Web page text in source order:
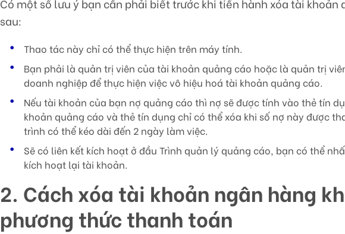
Có một số lưu ý bạn cần phải biết trước khi tiến hành xóa tài khoản
sau:
Thao tác này chỉ có thể thực hiện trên máy tính.
Bạn phải là quản trị viên của tài khoản quảng cáo hoặc là quản trị
doanh nghiệp để thực hiện việc vô hiệu hoá tài khoản quảng cáo.
Nếu tài khoản của bạn nợ quảng cáo thì nợ sẽ được tính vào thẻ tín
khoản quảng cáo và thẻ tín dụng chỉ có thể xóa khi số nợ này được
trình có thể kéo dài đến 2 ngày làm việc.
Sẽ có liên kết kích hoạt ở đầu Trình quản lý quảng cáo, bạn có thể
kích hoạt lại tài khoản.
2. Cách xóa tài khoản ngân hàng
phương thức thanh toán